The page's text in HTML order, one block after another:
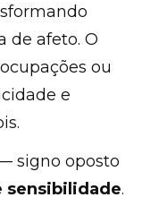
de afeto. O
ou
e
signo oposto
sensibilidade.